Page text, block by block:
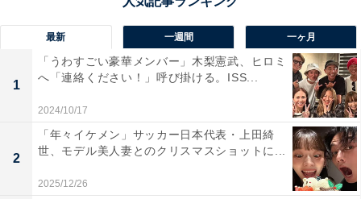
最新 一週間 一ヶ月
1
「うわすごい豪華メンバー」木梨憲武、ヒロミ
へ「連絡ください！」呼び掛ける。ISS...
2024/10/17
2
「年々イケメン」サッカー日本代表・上田綺
世、モデル美人妻とのクリスマスショットに...
2025/12/26